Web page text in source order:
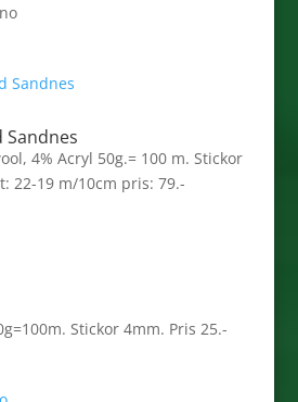
Sandnes
4% Acryl 50g.= 100 m. Stickor
22-19 m/10cm pris: 79.-
Stickor 4mm. Pris 25.-